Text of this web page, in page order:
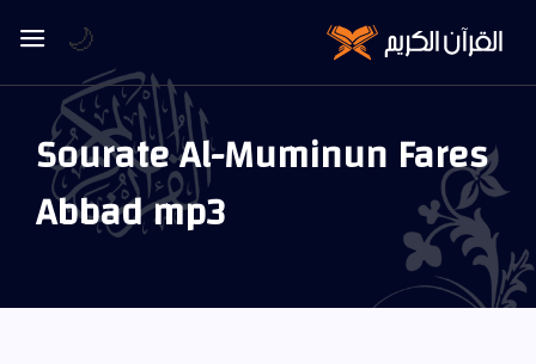
Sourate Al-Muminun Fares
Abbad mp3
🌙